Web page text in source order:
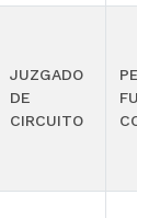
JUZGADO
DE
CIRCUITO